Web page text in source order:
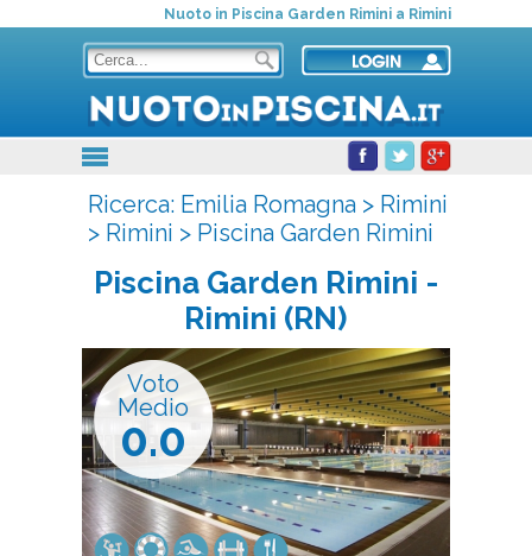
Nuoto in Piscina Garden Rimini a Rimini
Ricerca: Emilia Romagna> Rimini
> Rimini > Piscina Garden Rimini
Piscina Garden Rimini -
Rimini (RN)
Voto
Medio
0.0